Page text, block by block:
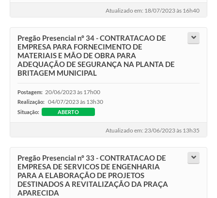
Atualizado em: 18/07/2023 às 16h40
Pregão Presencial nº 34 - CONTRATACAO DE
EMPRESA PARA FORNECIMENTO DE
MATERIAIS E MÃO DE OBRA PARA
ADEQUAÇÃO DE SEGURANÇA NA PLANTA DE
BRITAGEM MUNICIPAL
Postagem: 20/06/2023 às 17h00
Realização: 04/07/2023 às 13h30
Situação: ABERTO
Atualizado em: 23/06/2023 às 13h35
Pregão Presencial nº 33 - CONTRATACAO DE
EMPRESA DE SERVICOS DE ENGENHARIA
PARA A ELABORAÇÃO DE PROJETOS
DESTINADOS A REVITALIZAÇÃO DA PRAÇA
APARECIDA